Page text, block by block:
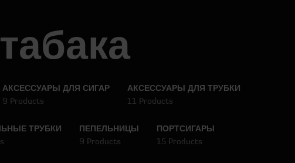
АКСЕССУАРЫ ДЛЯ СИГАР
9 Products
АКСЕССУАРЫ ДЛЯ ТРУБКИ
11 Products
ТРУБКИ
ПЕПЕЛЬНИЦЫ
9 Products
ПОРТСИГАРЫ
15 Products